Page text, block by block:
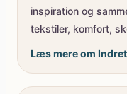
inspiration og
tekstiler, komfort,
Læs mere om